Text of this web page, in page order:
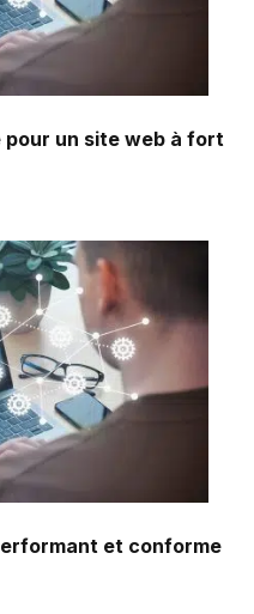
un site web à fort
et conforme